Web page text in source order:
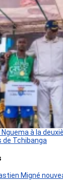
Nguema à la
de Tchibanga
Migné